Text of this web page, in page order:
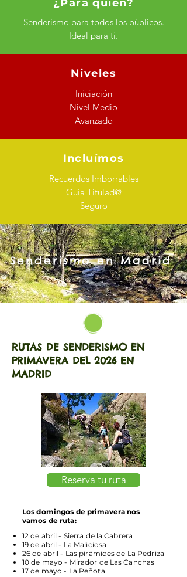
¿Para quién?
Senderismo para todos los públicos.
Ideal para ti.
Niveles
Iniciación
Nivel Medio
Avanzado
Incluímos
Recuerdos Imborrables
Guía Titulad@
Seguro
Senderismo en Madrid
RUTAS DE SENDERISMO EN
PRIMAVERA DEL 2026 EN
MADRID
Reserva tu ruta
Los domingos de primavera nos
vamos de ruta:
12 de abril - Sierra de la Cabrera
19 de abril - La Maliciosa
26 de abril - Las pirámides de La Pedriza
10 de mayo - Mirador de Las Canchas
17 de mayo - La Peñota